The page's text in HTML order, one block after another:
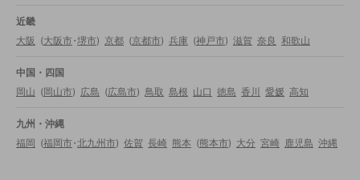
近畿
大阪 (大阪市・堺市) 京都 (京都市) 兵庫 (神戸市) 滋賀 奈良 和歌山
中国・四国
岡山 (岡山市) 広島 (広島市) 鳥取 島根 山口 徳島 香川 愛媛 高知
九州・沖縄
福岡 (福岡市・北九州市) 佐賀 長崎 熊本 (熊本市) 大分 宮崎 鹿児島 沖縄